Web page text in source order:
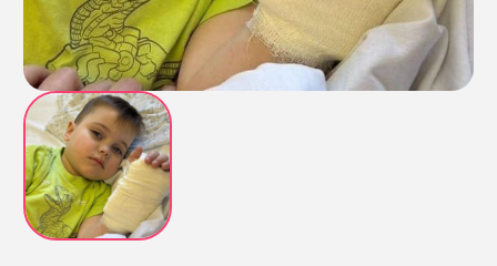
Пожертвовать
телефон для связи
+74999610149
e-mail для связи